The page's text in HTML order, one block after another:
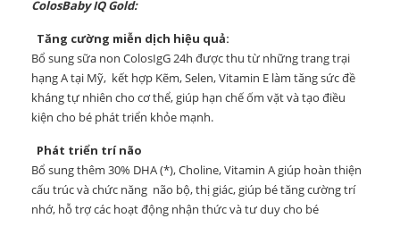
ColosBaby IQ Gold:
Tăng cường miễn dịch hiệu quả:
Bổ sung sữa non ColosIgG 24h được thu từ những trang trại
hạng A tại Mỹ, kết hợp Kẽm, Selen, Vitamin E làm tăng sức đề
kháng tự nhiên cho cơ thể, giúp hạn chế ốm vặt và tạo điều
kiện cho bé phát triển khỏe mạnh.
Phát triển trí não
Bổ sung thêm 30% DHA (*), Choline, Vitamin A giúp hoàn thiện
cấu trúc và chức năng não bộ, thị giác, giúp bé tăng cường trí
nhớ, hỗ trợ các hoạt động nhận thức và tư duy cho bé